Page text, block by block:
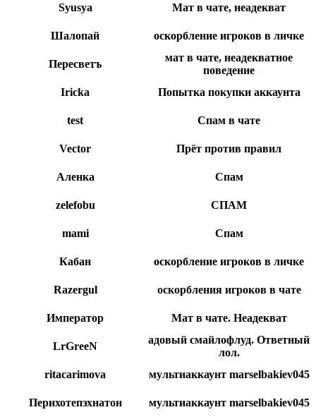
Syusya Мат в чате, неадекват
Шалопай оскорбление игроков в личке
Пересветъ
мат в чате, неадекватное
поведение
Iricka
Попытка покупки аккаунта
test Спам в чате
Vector Прёт против правил
Аленка Спам
zelefobu СПАМ
mami Спам
Кабан оскорбление игроков в личке
Razergul оскорбления игроков в чате
Император Мат в чате. Неадекват
LrGreeN
адовый смайлофлуд. Ответный
лол.
ritacarimova
мультиаккаунт marselbakiev045
Перихотепэхнатон мультиаккаунт marselbakiev045